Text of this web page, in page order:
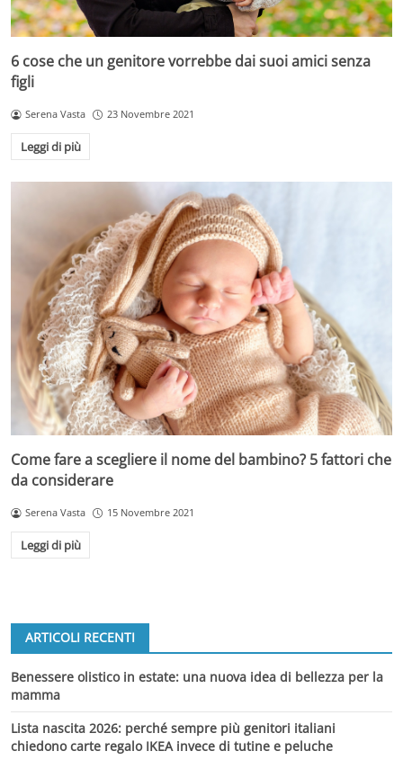
6 cose che un genitore vorrebbe dai suoi amici senza
figli
Serena Vasta 23 Novembre 2021
Leggi di più
Come fare a scegliere il nome del bambino? 5 fattori che
da considerare
Serena Vasta 15 Novembre 2021
Leggi di più
ARTICOLI RECENTI
Benessere olistico in estate: una nuova idea di bellezza per la
mamma
Lista nascita 2026: perché sempre più genitori italiani
chiedono carte regalo IKEA invece di tutine e peluche